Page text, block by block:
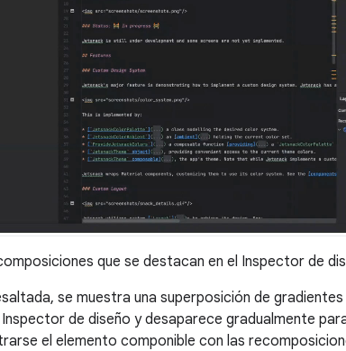
que se destacan en el Inspector de
se muestra una superposición de
de diseño y desaparece gradualmente
el elemento componible con las